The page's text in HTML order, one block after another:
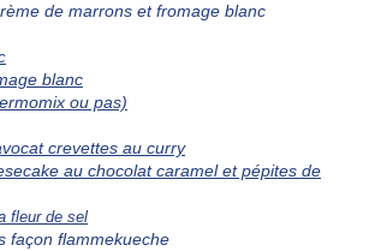
de marrons et fromage blanc
blanc
ou pas)
crevettes au curry
au chocolat caramel et pépites de
fleur de sel
façon flammekueche